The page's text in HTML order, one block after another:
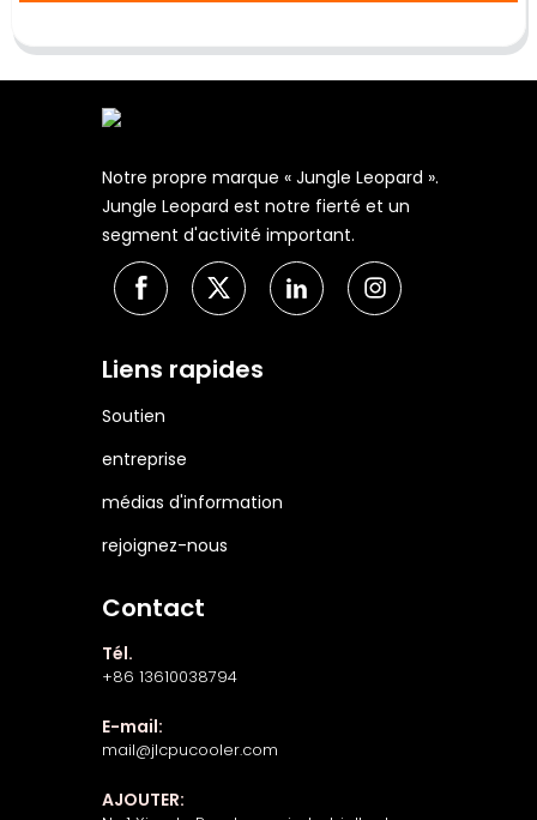
Notre propre marque « Jungle Leopard ».
Jungle Leopard est notre fierté et un
segment d'activité important.
Liens rapides
Soutien
entreprise
médias d'information
rejoignez-nous
Contact
Tél.
+86 13610038794
E-mail:
mail@jlcpucooler.com
AJOUTER: